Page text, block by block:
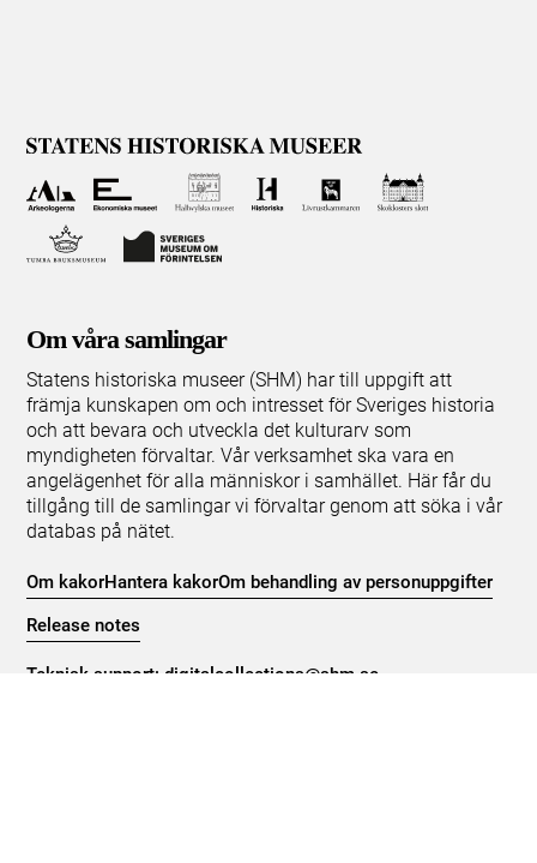
Om våra samlingar
Statens historiska museer (SHM) har till uppgift att
främja kunskapen om och intresset för Sveriges historia
och att bevara och utveckla det kulturarv som
myndigheten förvaltar. Vår verksamhet ska vara en
angelägenhet för alla människor i samhället. Här får du
tillgång till de samlingar vi förvaltar genom att söka i vår
databas på nätet.
Om kakorHantera kakorOm behandling av personuppgifter
Release notes
Teknisk support: digitalcollections@shm.se